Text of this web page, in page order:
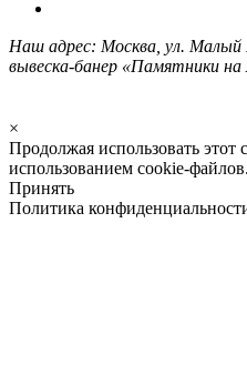
Наш адрес: Москва, ул. Малый
вывеска-банер «Памятники
×
Продолжая использовать этот
использованием cookie-файлов.
Принять
Политика